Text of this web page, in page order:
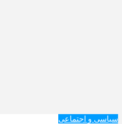
سیاسی و اجتماعی